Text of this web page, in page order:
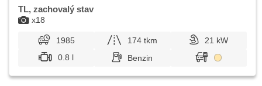
x18
TL, zachovalý stav
1985 174 tkm
21 kW
0.8 l
Benzin